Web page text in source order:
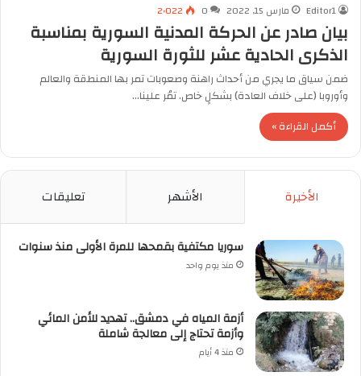
Editor1
مارس 15, 2022 0 2٬022
بيان صادر عن الحركة المدنية السورية بمناسبة
الذكرى الحادية عشر للثورة السورية
ضمن سياق ما يجري من أحداث راهنة وصعوبات تمر بها المنطقة والعالم
وأوروبا (على خلاف العادة) بشكلٍ خاص. تمُر علينا…
أكمل القراءة »
الأخيرة الأشهر تعليقات
سوريا مكتفية بقمحها للمرة الأولى منذ سنوات
منذ يوم واحد
أزمة المياه في دمشق.. تهديد للأمن المائي
وأزمة تحتاج إلى معالجة شاملة
منذ 4 أيام